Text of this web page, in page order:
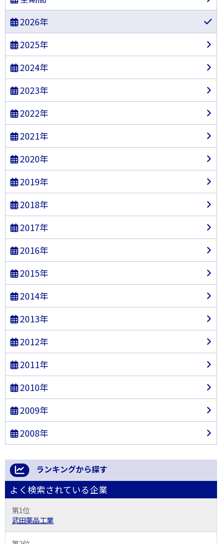
2026年
2025年
2024年
2023年
2022年
2021年
2020年
2019年
2018年
2017年
2016年
2015年
2014年
2013年
2012年
2011年
2010年
2009年
2008年
ランキングから探す
よく検索されている企業
第1位
武田薬品工業